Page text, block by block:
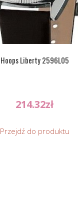
Hoops Liberty 2596L05
214.32zł
Przejdź do produktu